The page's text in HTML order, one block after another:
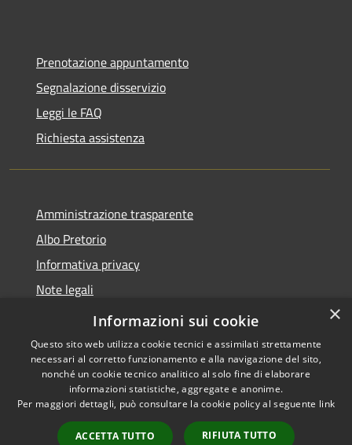
Prenotazione appuntamento
Segnalazione disservizio
Leggi le FAQ
Richiesta assistenza
Amministrazione trasparente
Albo Pretorio
Informativa privacy
Note legali
Dichiarazione di accessibilità
Accessibilità
Copyright © 2026 • Comune di
Martirano • Powered by
Municipium•
Accesso
×
Informazioni sui cookie
Questo sito web utilizza cookie tecnici e assimilati strettamente
necessari al corretto funzionamento e alla navigazione del sito,
nonché un cookie tecnico analitico al solo fine di elaborare
informazioni statistiche, aggregate e anonime.
Per maggiori dettagli, può consultare la cookie policy al seguente link
ACCETTA TUTTO RIFIUTA TUTTO